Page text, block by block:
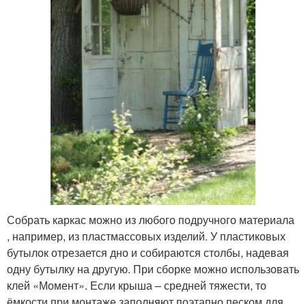
Собрать каркас можно из любого подручного материала
, например, из пластмассовых изделий. У пластиковых
бутылок отрезается дно и собираются столбы, надевая
одну бутылку на другую. При сборке можно использовать
клей «Момент». Если крыша – средней тяжести, то